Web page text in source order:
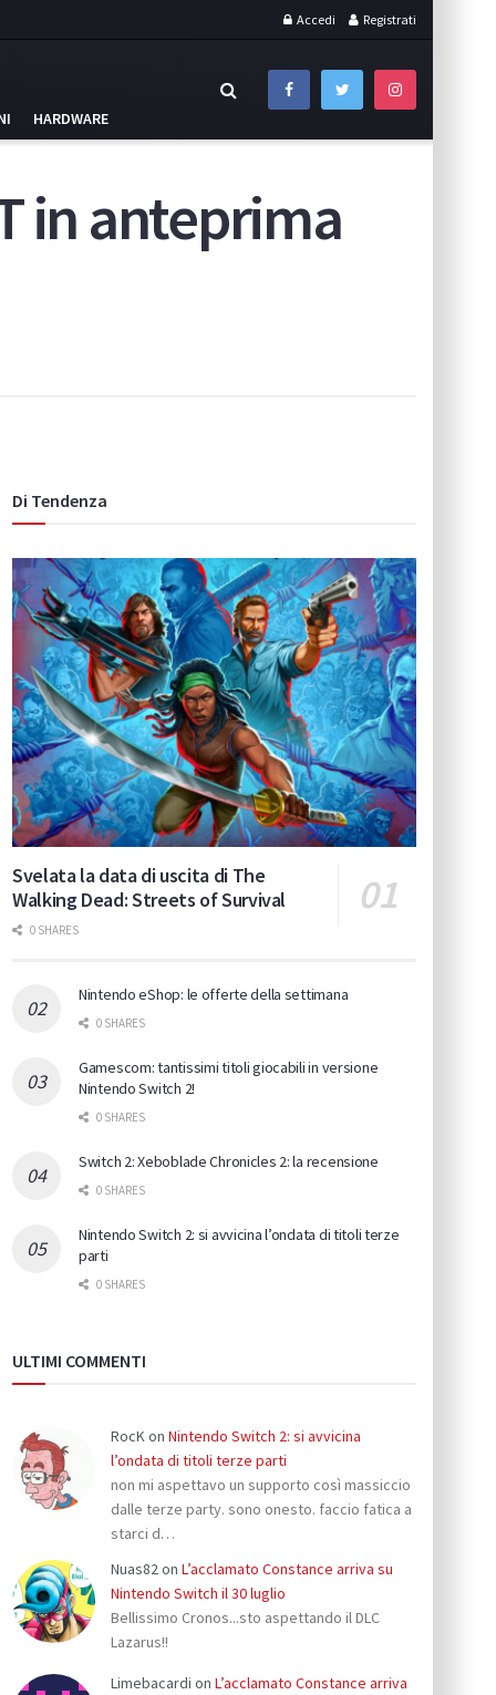
Accedi Registrati
HARDWARE
in anteprima
Di Tendenza
Svelata la data di uscita di The
Walking Dead: Streets of Survival
0 SHARES
Nintendo eShop: le offerte della settimana
0 SHARES
Gamescom: tantissimi titoli giocabili in versione
Nintendo Switch 2!
0 SHARES
Switch 2: Xeboblade Chronicles 2: la recensione
0 SHARES
Nintendo Switch 2: si avvicina l’ondata di titoli terze
parti
0 SHARES
ULTIMI COMMENTI
RocKon Nintendo Switch 2: si avvicina
l’ondata di titoli terze parti
non mi aspettavo un supporto così massiccio
dalle terze party. sono onesto. faccio fatica a
starci d…
Nuas82on L’acclamato Constance arriva su
Nintendo Switch il 30 luglio
Bellissimo Cronos...sto aspettando il DLC
Lazarus!!
Limebacardi on L’acclamato Constance arriva